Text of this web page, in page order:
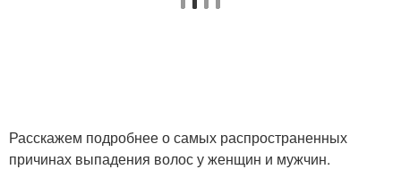
Расскажем подробнее о самых распространенных
причинах выпадения волос у женщин и мужчин.